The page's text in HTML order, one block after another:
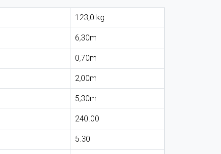
123,0 kg
6,30m
0,70m
2,00m
5,30m
240.00
5.30